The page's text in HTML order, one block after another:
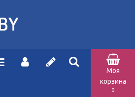
Моя
корзина
0